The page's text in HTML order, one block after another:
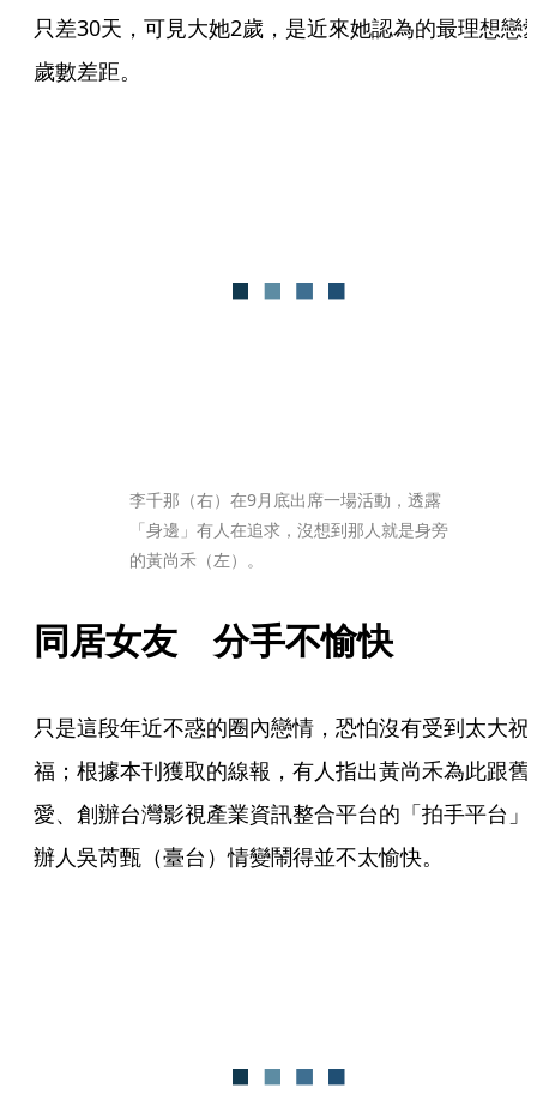
只差30天，可見大她2歲，是近來她認為的最理想戀
歲數差距。
李千那（右）在9月底出席一場活動，透露
「身邊」有人在追求，沒想到那人就是身旁
的黃尚禾（左）。
同居女友　分手不愉快
只是這段年近不惑的圈內戀情，恐怕沒有受到太大祝
福；根據本刊獲取的線報，有人指出黃尚禾為此跟舊
愛、創辦台灣影視產業資訊整合平台的「拍手平台」
辦人吳芮甄（臺台）情變鬧得並不太愉快。